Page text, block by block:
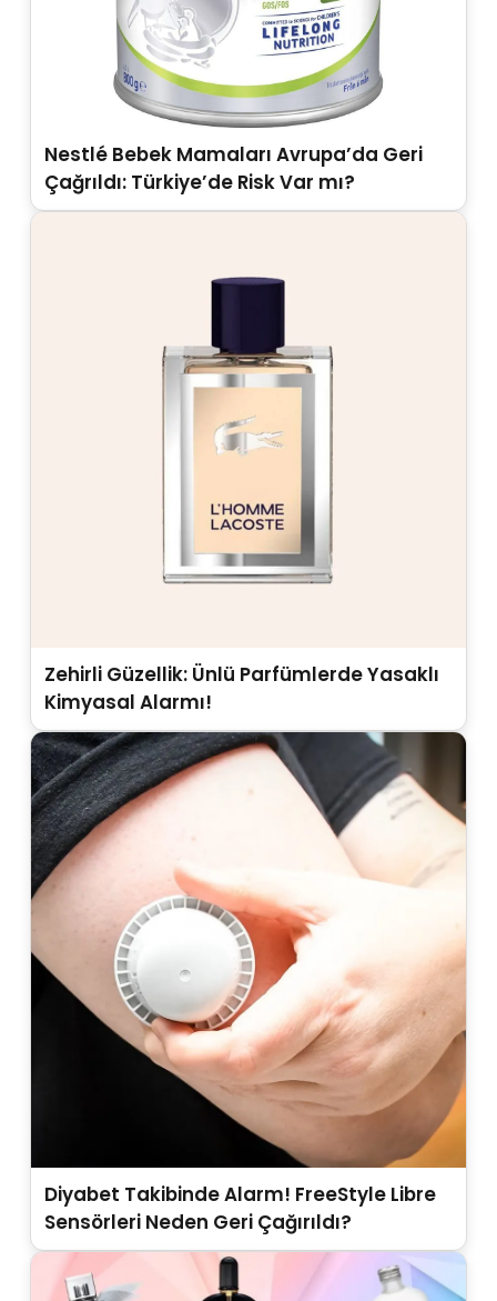
Nestlé Bebek Mamaları Avrupa’da Geri
Çağrıldı: Türkiye’de Risk Var mı?
Zehirli Güzellik: Ünlü Parfümlerde Yasaklı
Kimyasal Alarmı!
Diyabet Takibinde Alarm! FreeStyle Libre
Sensörleri Neden Geri Çağırıldı?